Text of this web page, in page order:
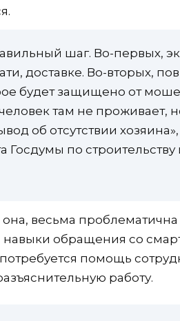
шаг. Во-первых,
доставке. Во-вторых,
будет защищено от
там не проживает,
об отсутствии
Госдумы по
весьма проблематична
навыки обращения со
помощь
работу.